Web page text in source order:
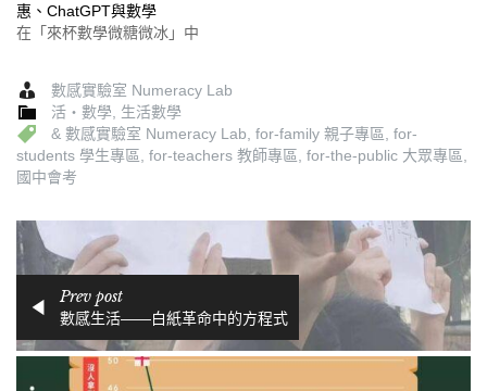
惠、ChatGPT與數學
在「來杯數學微糖微冰」中
數感實驗室 Numeracy Lab
活‧數學, 生活數學
& 數感實驗室 Numeracy Lab, for-family 親子專區, for-
students 學生專區, for-teachers 教師專區, for-the-public 大眾專區,
國中會考
Prev post
數感生活——白紙革命中的方程式